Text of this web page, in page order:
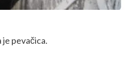
je pevačica.